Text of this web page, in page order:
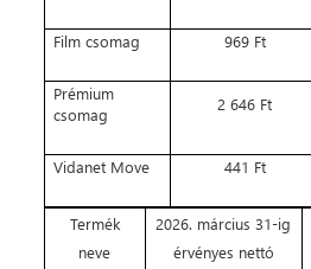
Film csomag 969 Ft
Prémium
csomag
2 646 Ft
Vidanet Move 441 Ft
Termék
neve
2026. március 31-ig
érvényes nettó